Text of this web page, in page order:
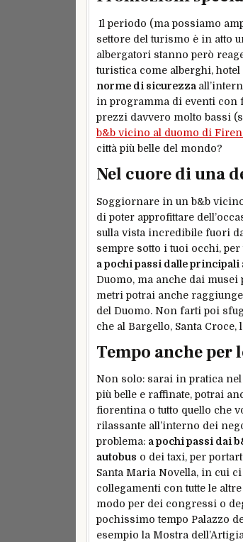
Il periodo (ma possiamo
settore del turismo è in atto
albergatori stanno però
turistica come alberghi, hotel
norme di sicurezza
in programma di eventi con
prezzi davvero molto bassi
b&b vicino al duomo di
città più belle del mondo?
Nel cuore di una
Soggiornare in un b&b
di poter approfittare
sulla vista incredibile fuori
sempre sotto i tuoi occhi,
a pochi passi dalle
Duomo, ma anche dai
metri potrai anche
del Duomo. Non farti poi
che al Bargello, Santa
Tempo anche per
Non solo: sarai in pratica
più belle e raffinate, potrai
fiorentina o tutto quello che
rilassante all’interno dei
problema: a pochi passi dai
autobus o dei taxi, per
Santa Maria Novella, in cui
collegamenti con tutte le
modo per dei congressi o
pochissimo tempo Palazzo
esempio la Mostra